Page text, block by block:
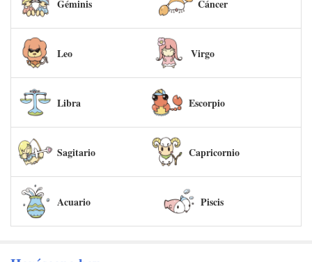
Géminis Cáncer
Leo Virgo
Libra Escorpio
Sagitario Capricornio
Acuario Piscis